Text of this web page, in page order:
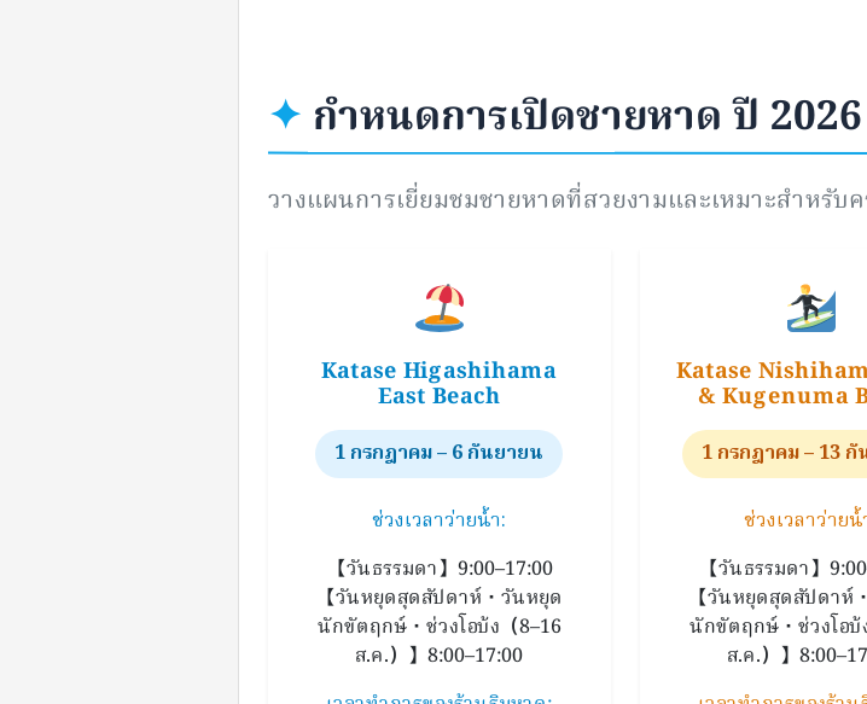
✦ กำหนดการเปิดชายหาด ปี 2026
วางแผนการเยี่ยมชมชายหาดที่สวยงามและเหมาะสำหรับค
Katase Higashihama
East Beach
1 กรกฎาคม – 6 กันยายน
ช่วงเวลาว่ายน้ำ:
【วันธรรมดา】9:00–17:00
【วันหยุดสุดสัปดาห์・วันหยุด
นักขัตฤกษ์・ช่วงโอบ้ง（8–16
ส.ค.）】8:00–17:00
Katase
& Kugenuma
1 กรกฎาคม – 13
ช่วงเวลาว่ายน้
【วันธรรมดา】
【วันหยุดสุดสัปดาห์
นักขัตฤกษ์・ช่วงโอบ้
ส.ค.）】